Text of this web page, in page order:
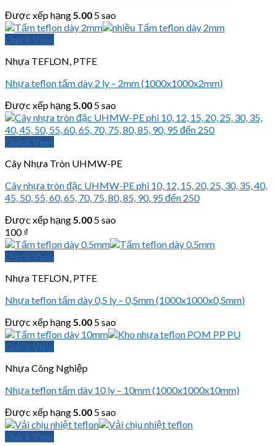
Được xếp hạng5.00 5 sao
Quick View
Nhựa TEFLON, PTFE
Nhựa teflon tấm dày 2 ly – 2mm (1000x1000x2mm)
Được xếp hạng5.00 5 sao
Quick View
Cây Nhựa Tròn UHMW-PE
Cây nhựa tròn đặc UHMW-PE phi 10, 12, 15, 20, 25, 30, 35, 40,
45, 50, 55, 60, 65, 70, 75, 80, 85, 90, 95 đến 250
Được xếp hạng5.00 5 sao
100₫
Quick View
Nhựa TEFLON, PTFE
Nhựa teflon tấm dày 0,5 ly – 0,5mm (1000x1000x0,5mm)
Được xếp hạng5.00 5 sao
Quick View
Nhựa Công Nghiệp
Nhựa teflon tấm dày 10 ly – 10mm (1000x1000x10mm)
Được xếp hạng5.00 5 sao
Quick View